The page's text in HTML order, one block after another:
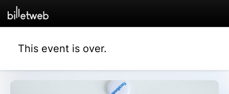
This event is over.